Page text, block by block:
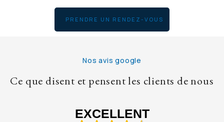
PRENDRE UN RENDEZ-VOUS
Nos avis google
Ce que disent et pensent les clients de nous
EXCELLENT